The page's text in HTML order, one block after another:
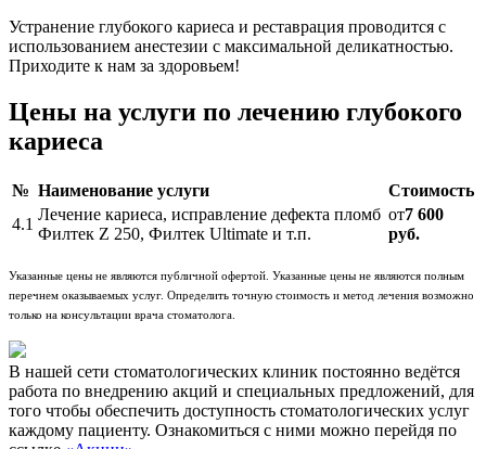
Устранение глубокого кариеса и реставрация проводится с
использованием анестезии с максимальной деликатностью.
Приходите к нам за здоровьем!
Цены на услуги по лечению глубокого
кариеса
№ Наименование услуги
Стоимость
4.1
Лечение кариеса, исправление дефекта пломб
Филтек Z 250, Филтек Ultimate и т.п.
от7 600
руб.
Указанные цены не являются публичной офертой. Указанные цены не являются полным
перечнем оказываемых услуг. Определить точную стоимость и метод лечения возможно
только на консультации врача стоматолога.
В нашей сети стоматологических клиник постоянно ведётся
работа по внедрению акций и специальных предложений, для
того чтобы обеспечить доступность стоматологических услуг
каждому пациенту. Ознакомиться с ними можно перейдя по